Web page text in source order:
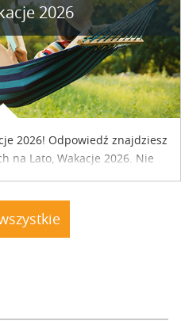
2026
2026! Odpowiedź znajdziesz
na Lato, Wakacje 2026. Nie